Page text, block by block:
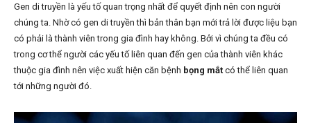
Gen di truyền là yếu tố quan trọng nhất để quyết định nên con người
chúng ta. Nhờ có gen di truyền thì bản thân bạn mới trả lời được liệu bạn
có phải là thành viên trong gia đình hay không. Bởi vì chúng ta đều có
trong cơ thể người các yếu tố liên quan đến gen của thành viên khác
thuộc gia đình nên việc xuất hiện căn bệnh bọng mắt có thể liên quan
tới những người đó.